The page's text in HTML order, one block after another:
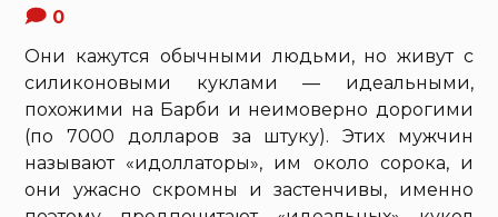
0
Они кажутся обычными людьми, но живут с
силиконовыми куклами — идеальными,
похожими на Барби и неимоверно дорогими
(по 7000 долларов за штуку). Этих мужчин
называют «идоллаторы», им около сорока, и
они ужасно скромны и застенчивы, именно